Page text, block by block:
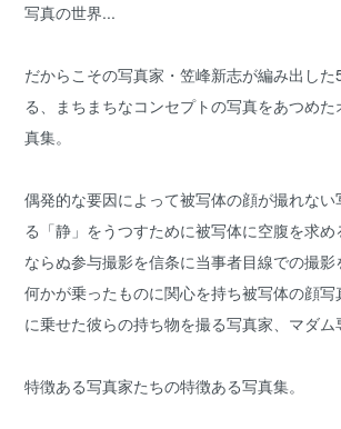
写真の世界...
だからこその写真家・笠峰新志が編み出した
る、まちまちなコンセプトの写真をあつめ
真集。
偶発的な要因によって被写体の顔が撮れな
る「静」をうつすために被写体に空腹を求
ならぬ参与撮影を信条に当事者目線での撮影
何かが乗ったものに関心を持ち被写体の顔写
に乗せた彼らの持ち物を撮る写真家、マダ
特徴ある写真家たちの特徴ある写真集。